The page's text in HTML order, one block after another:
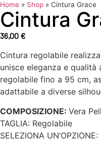
Home » Shop » Cintura Grace
Cintura
36,00 €
Cintura regolabile
unisce eleganza e qualità
regolabile fino a 95 cm,
adattabile a diverse
COMPOSIZIONE: Vera
TAGLIA: Regolabile
SELEZIONA UN’OPZIONE: